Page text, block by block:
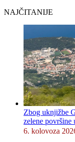
NAJČITANIJE
Zbog uknjižbe
zelene
6. kolovoza